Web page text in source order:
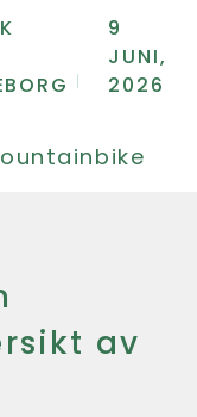
9
JUNI,
2026
av